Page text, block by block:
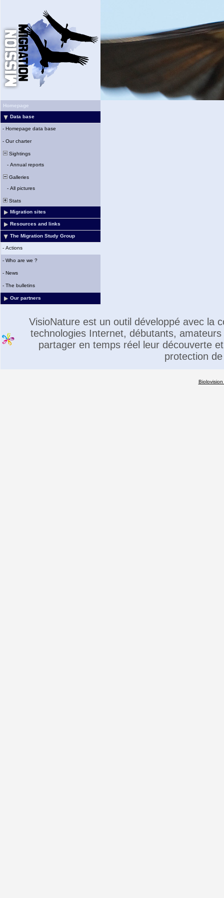
Homepage
Data base
- Homepage data base
- Our charter
Sightings
- Annual reports
Galleries
- All pictures
Stats
Migration sites
Resources and links
The Migration Study Group
- Actions
- Who are we ?
- News
- The bulletins
Our partners
VisioNature est un outil développé avec la
technologies Internet, débutants,
partager en temps réel leur découverte
protection
Biolovision